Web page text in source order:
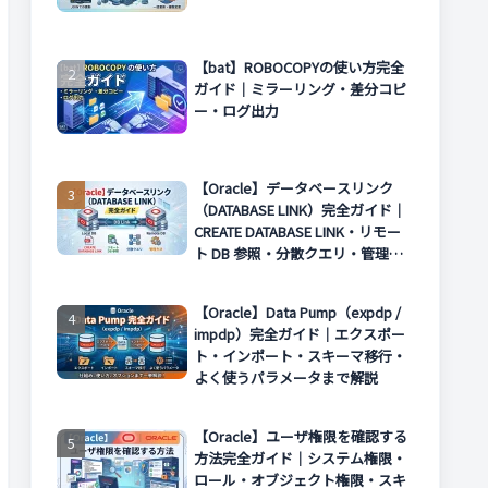
【bat】ROBOCOPYの使い方完全
ガイド｜ミラーリング・差分コピ
ー・ログ出力
【Oracle】データベースリンク
（DATABASE LINK）完全ガイド｜
CREATE DATABASE LINK・リモー
ト DB 参照・分散クエリ・管理方
【Oracle】Data Pump（expdp /
impdp）完全ガイド｜エクスポー
ト・インポート・スキーマ移行・
よく使うパラメータまで解説
【Oracle】ユーザ権限を確認する
方法完全ガイド｜システム権限・
ロール・オブジェクト権限・スキ